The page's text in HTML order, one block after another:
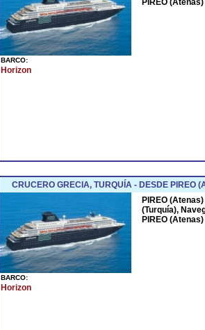
BARCO:
Horizon
CRUCERO GRECIA, TURQUÍA - DESDE PIREO
BARCO:
Horizon
PIREO
(Turquía),
PIREO (Atenas)